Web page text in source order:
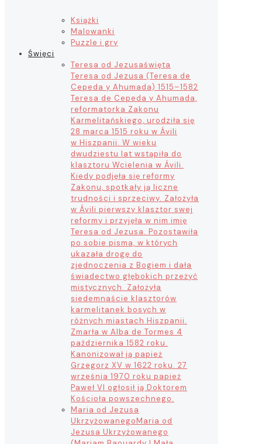
Książki
Malowanki
Puzzle i gry
Święci
Teresa od Jezusaświęta
Teresa od Jezusa (Teresa de
Cepeda y Ahumada) 1515–1582
Teresa de Cepeda y Ahumada,
reformatorka Zakonu
Karmelitańskiego, urodziła się
28 marca 1515 roku w Ávili
w Hiszpanii. W wieku
dwudziestu lat wstąpiła do
klasztoru Wcielenia w Ávili.
Kiedy podjęła się reformy
Zakonu, spotkały ją liczne
trudności i sprzeciwy. Założyła
w Ávili pierwszy klasztor swej
reformy i przyjęła w nim imię
Teresa od Jezusa. Pozostawiła
po sobie pisma, w których
ukazała drogę do
zjednoczenia z Bogiem i dała
świadectwo głębokich przeżyć
mistycznych. Założyła
siedemnaście klasztorów
karmelitanek bosych w
różnych miastach Hiszpanii.
Zmarła w Alba de Tormes 4
października 1582 roku.
Kanonizował ją papież
Grzegorz XV w 1622 roku. 27
września 1970 roku papież
Paweł VI ogłosił ją Doktorem
Kościoła powszechnego.
Maria od Jezusa
UkrzyżowanegoMaria od
Jezusa Ukrzyżowanego